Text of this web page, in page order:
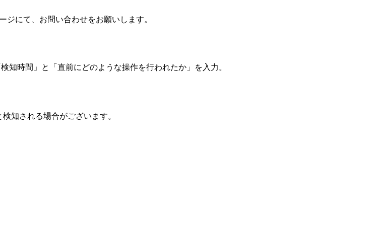
にて、お問い合わせをお願いします。
知時間」と「直前にどのような操作を行われたか」を入力。
知される場合がございます。